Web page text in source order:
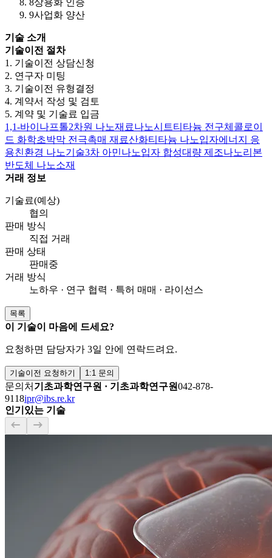
9사업화 양산
기술 소개
기술이전 절차
1. 기술이전 상담신청
2. 연구자 미팅
3. 기술이전 유형결정
4. 계약서 작성 및 검토
5. 계약 및 기술료 입금
1,1-바이나프톨2차원 나노재료나노시트티타늄 전구체 콜로이
드 화학초박막 전극촉매 재료산화티타늄 나노입자에너지 응
용친환경 나노기술3차 아민나노입자 합성대량 제조나노리본
반도체 나노소재
거래 정보
기술료(예상)
협의
판매 방식
직접 거래
판매 상태
판매중
거래 방식
노하우 · 연구 협력 · 특허 매매 · 라이선스
목록
이 기술이 마음에 드세요?
요청하면 담당자가 3일 안에 연락드려요.
기술이전 요청하기 1:1 문의
문의처 기초과학연구원 · 기초과학연구원042-878-
9118ipr@ibs.re.kr
인기있는 기술